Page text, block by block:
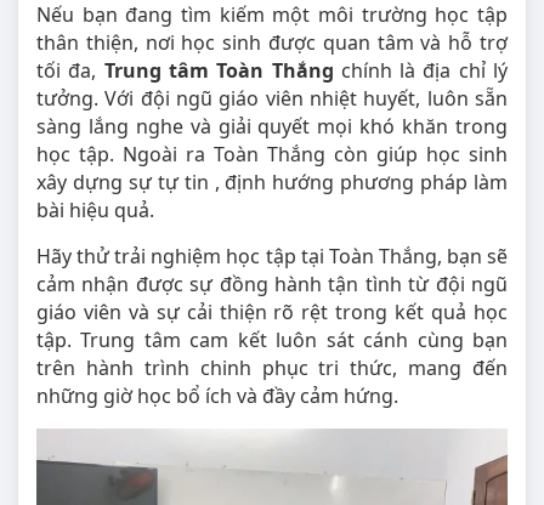
Nếu bạn đang tìm kiếm một môi trường học tập
thân thiện, nơi học sinh được quan tâm và hỗ trợ
tối đa, Trung tâm Toàn Thắng chính là địa chỉ lý
tưởng. Với đội ngũ giáo viên nhiệt huyết, luôn sẵn
sàng lắng nghe và giải quyết mọi khó khăn trong
học tập. Ngoài ra Toàn Thắng còn giúp học sinh
xây dựng sự tự tin , định hướng phương pháp làm
bài hiệu quả.
Hãy thử trải nghiệm học tập tại Toàn Thắng, bạn sẽ
cảm nhận được sự đồng hành tận tình từ đội ngũ
giáo viên và sự cải thiện rõ rệt trong kết quả học
tập. Trung tâm cam kết luôn sát cánh cùng bạn
trên hành trình chinh phục tri thức, mang đến
những giờ học bổ ích và đầy cảm hứng.